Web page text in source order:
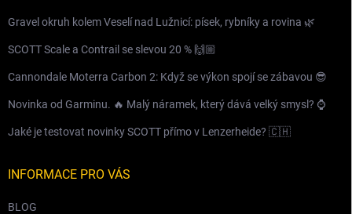
Gravel okruh kolem Veselí nad Lužnicí: písek, rybníky a rovina 🌿
SCOTT Scale a Contrail se slevou 20 % 🙌🏼
Cannondale Moterra Carbon 2: Když se výkon spojí se zábavou 😎
Novinka od Garminu. 🔥 Malý náramek, který dává velký smysl? ⌚️
Jaké je testovat novinky SCOTT přímo v Lenzerheide? 🇨🇭
INFORMACE PRO VÁS
BLOG